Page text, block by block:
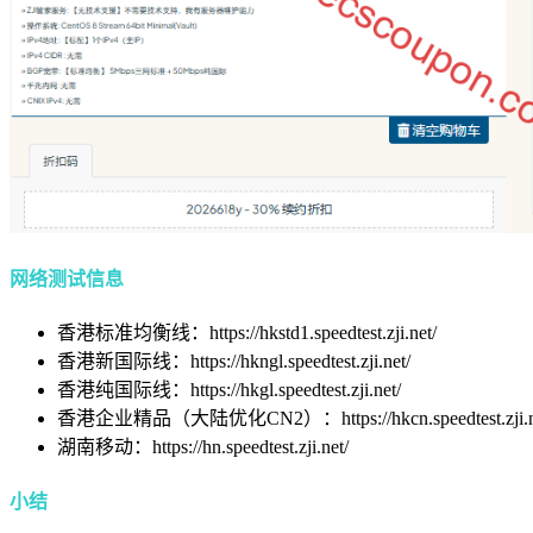
网络测试信息
香港标准均衡线：https://hkstd1.speedtest.zji.net/
香港新国际线：https://hkngl.speedtest.zji.net/
香港纯国际线：https://hkgl.speedtest.zji.net/
香港企业精品（大陆优化CN2）：https://
湖南移动：https://hn.speedtest.zji.net/
小结